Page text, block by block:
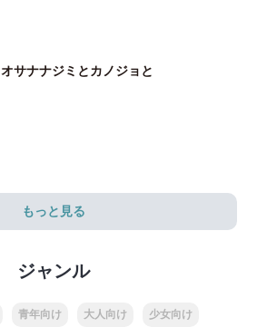
オサナナジミとカノジョと
もっと見る
ジャンル
青年向け 大人向け 少女向け